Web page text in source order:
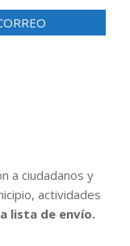
a ciudadanos y
actividades
lista de envío.